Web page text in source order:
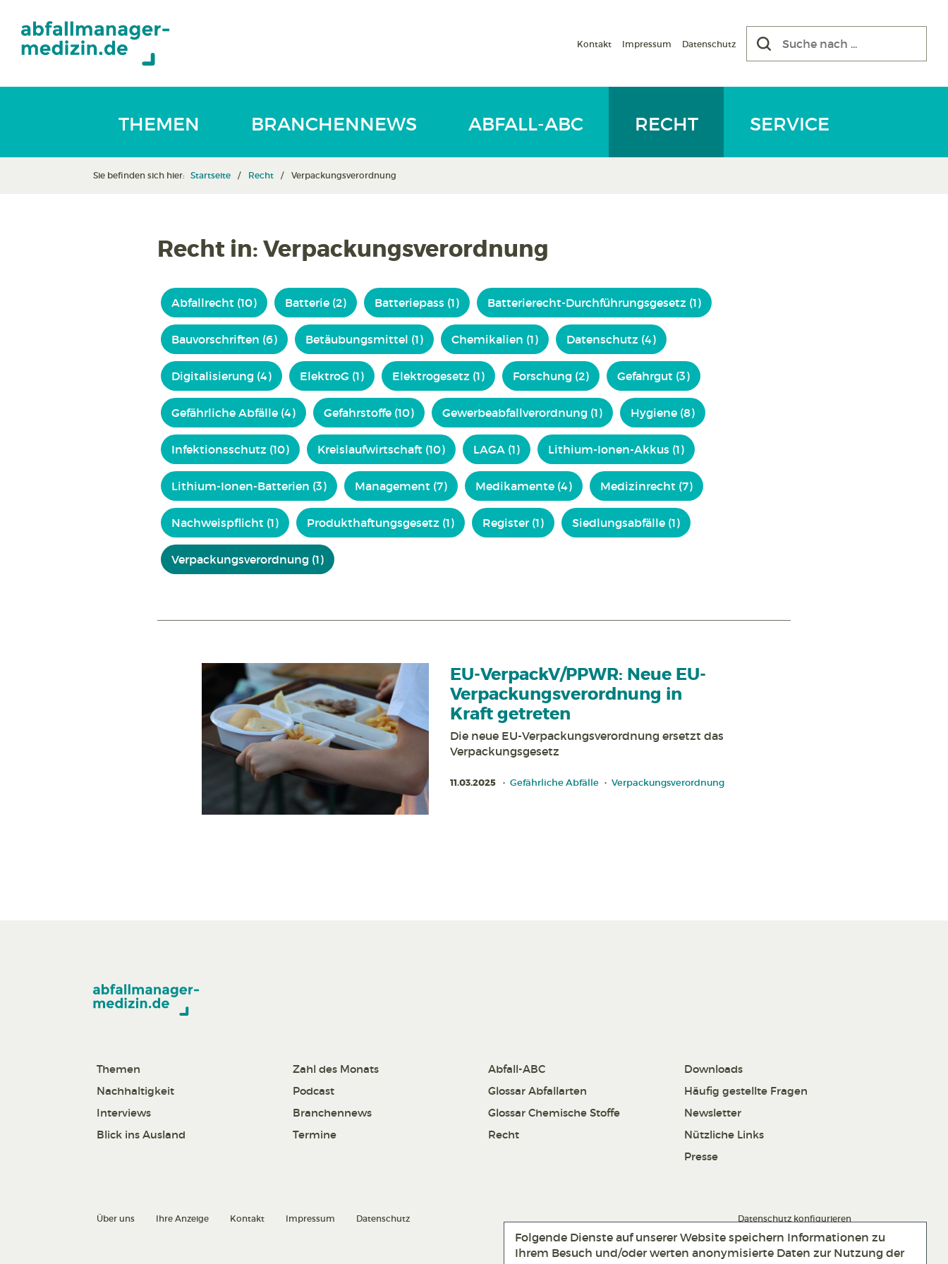
Kontakt Impressum Datenschutz
THEMEN BRANCHENNEWS ABFALL-ABC RECHT SERVICE
Sie befinden sich hier: Startseite Recht Verpackungsverordnung
Recht in: Verpackungsverordnung
Abfallrecht (10) Batterie (2) Batteriepass (1) Batterierecht-Durchführungsgesetz (1)
Bauvorschriften (6) Betäubungsmittel (1) Chemikalien (1) Datenschutz (4)
Digitalisierung (4) ElektroG (1) Elektrogesetz (1) Forschung (2) Gefahrgut (3)
Gefährliche Abfälle (4) Gefahrstoffe (10) Gewerbeabfallverordnung (1) Hygiene (8)
Infektionsschutz (10) Kreislaufwirtschaft (10) LAGA (1) Lithium-Ionen-Akkus (1)
Lithium-Ionen-Batterien (3) Management (7) Medikamente (4) Medizinrecht (7)
Nachweispflicht (1) Produkthaftungsgesetz (1) Register (1) Siedlungsabfälle (1)
Verpackungsverordnung (1)
EU-VerpackV/PPWR: Neue EU-
Verpackungs­verordnung in
Kraft getreten
Die neue EU-Verpackungs­verordnung ersetzt das
Verpackungs­gesetz
11.03.2025 Gefährliche Abfälle Verpackungsverordnung
Themen
Nachhaltigkeit
Interviews
Blick ins Ausland
Zahl des Monats
Podcast
Branchennews
Termine
Abfall-ABC
Glossar Abfallarten
Glossar Chemische Stoffe
Recht
Downloads
Häufig gestellte Fragen
Newsletter
Nützliche Links
Presse
Über uns Ihre Anzeige Kontakt Impressum Datenschutz Datenschutz konfigurieren
Folgende Dienste auf unserer Website speichern Informationen zu
Ihrem Besuch und/oder werten anonymisierte Daten zur Nutzung der